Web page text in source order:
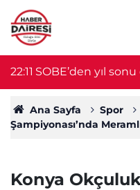
22:11 SOBE’den yıl
öğrenciler sahne
Ana Sayfa Spor
Şampiyonası’nda
Konya